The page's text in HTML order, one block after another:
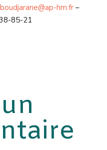
hm.fr–
85-21